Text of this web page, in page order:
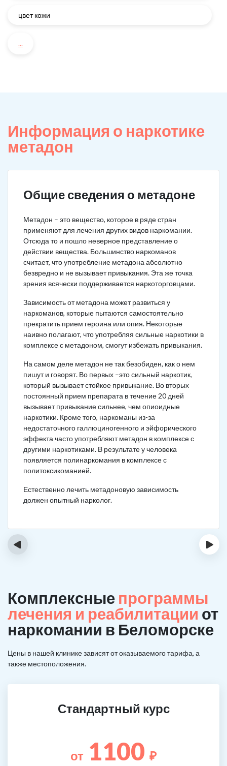
цвет кожи
...
Информация о наркотике
метадон
Общие сведения о метадоне
Метадон – это вещество, которое в ряде стран
применяют для лечения других видов наркомании.
Отсюда то и пошло неверное представление о
действии вещества. Большинство наркоманов
считает, что употребление метадона абсолютно
безвредно и не вызывает привыкания. Эта же точка
зрения всячески поддерживается наркоторговцами.
Зависимость от метадона может развиться у
наркоманов, которые пытаются самостоятельно
прекратить прием героина или опия. Некоторые
наивно полагают, что употребляя сильные наркотики в
комплексе с метадоном, смогут избежать привыкания.
На самом деле метадон не так безобиден, как о нем
пишут и говорят. Во первых –это сильный наркотик,
который вызывает стойкое привыкание. Во вторых
постоянный прием препарата в течение 20 дней
вызывает привыкание сильнее, чем опиоидные
наркотики. Кроме того, наркоманы из-за
недостаточного галлюциногенного и эйфорического
эффекта часто употребляют метадон в комплексе с
другими наркотиками. В результате у человека
появляется полинаркомания в комплексе с
политоксикоманией.
Естественно лечить метадоновую зависимость
должен опытный нарколог.
‹ ›
Комплексные программы
лечения и реабилитации от
наркомании в Беломорске
Цены в нашей клинике зависят от оказываемого тарифа, а
также местоположения.
Стандартный курс
от 1100 ₽